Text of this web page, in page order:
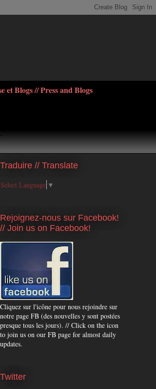
et Blogs // Press and Blogs
Traduire // Translate
Select Language ▼
Rejoignez-nous sur Facebook!
// Join us on Facebook!
Cliquez sur l'icône pour nous rejoindre sur
notre page FB (des nouvelles y sont postées
presque tous les jours). // Click on the icon
to join us on our FB page for almost daily
updates.
Twitter